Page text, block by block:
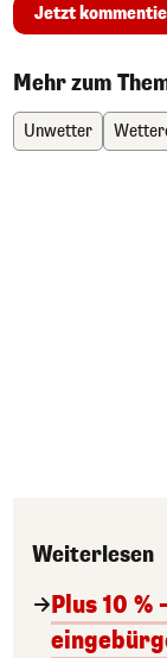
Jetzt
Mehr zum
Unwetter
Weiterlesen
Plus 10